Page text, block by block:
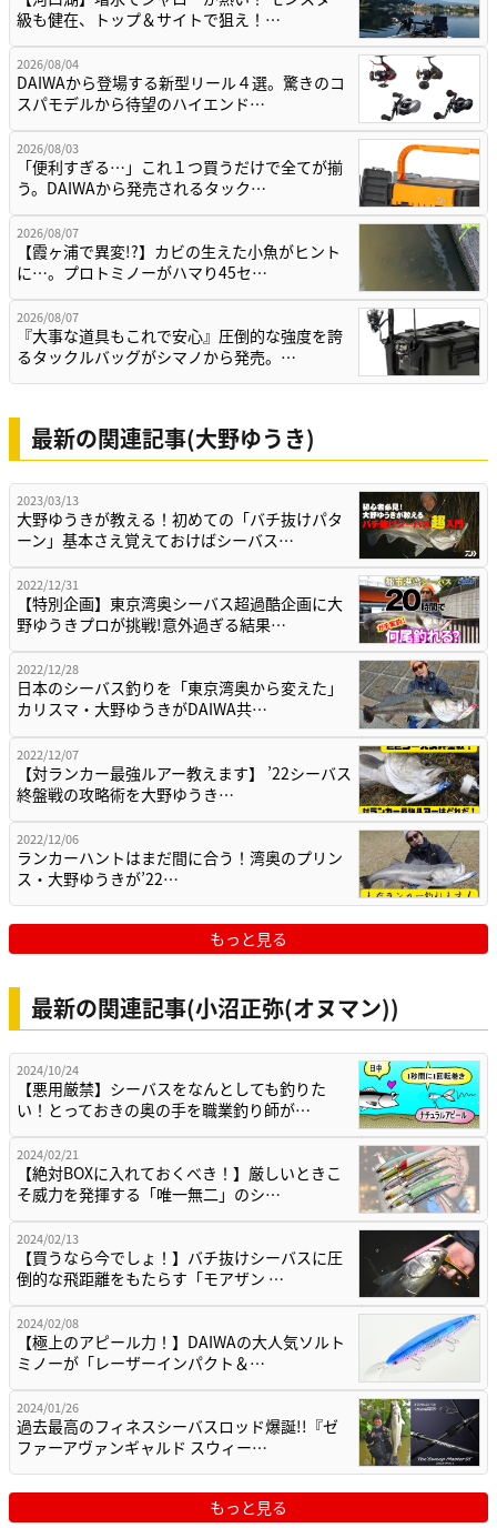
級も健在、トップ＆サイトで狙え！…
2026/08/04
DAIWAから登場する新型リール４選。驚きのコ
スパモデルから待望のハイエンド…
2026/08/03
「便利すぎる…」これ１つ買うだけで全てが揃
う。DAIWAから発売されるタック…
2026/08/07
【霞ヶ浦で異変!?】カビの生えた小魚がヒント
に…。プロトミノーがハマり45セ…
2026/08/07
『大事な道具もこれで安心』圧倒的な強度を誇
るタックルバッグがシマノから発売。…
最新の関連記事(大野ゆうき)
2023/03/13
大野ゆうきが教える！初めての「バチ抜けパタ
ーン」基本さえ覚えておけばシーバス…
2022/12/31
【特別企画】東京湾奥シーバス超過酷企画に大
野ゆうきプロが挑戦!意外過ぎる結果…
2022/12/28
日本のシーバス釣りを「東京湾奥から変えた」
カリスマ・大野ゆうきがDAIWA共…
2022/12/07
【対ランカー最強ルアー教えます】 ’22シーバス
終盤戦の攻略術を大野ゆうき…
2022/12/06
ランカーハントはまだ間に合う！湾奥のプリン
ス・大野ゆうきが’22…
もっと見る
最新の関連記事(小沼正弥(オヌマン))
2024/10/24
【悪用厳禁】シーバスをなんとしても釣りた
い！とっておきの奥の手を職業釣り師が…
2024/02/21
【絶対BOXに入れておくべき！】厳しいときこ
そ威力を発揮する「唯一無二」のシ…
2024/02/13
【買うなら今でしょ！】バチ抜けシーバスに圧
倒的な飛距離をもたらす「モアザン …
2024/02/08
【極上のアピール力！】DAIWAの大人気ソルト
ミノーが「レーザーインパクト＆…
2024/01/26
過去最高のフィネスシーバスロッド爆誕!!『ゼ
ファーアヴァンギャルド スウィー…
もっと見る